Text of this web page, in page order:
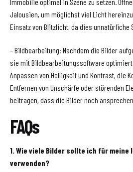
Jalousien, um möglichst viel Licht
Einsatz von Blitzlicht, da dies unnatürliche
– Bildbearbeitung: Nachdem die Bilder
sie mit Bildbearbeitungssoftware
Anpassen von Helligkeit und Kontrast, die
Entfernen von Unschärfe oder störenden
beitragen, dass die Bilder noch
FAQs
1. Wie viele Bilder sollte ich für meine
verwenden?